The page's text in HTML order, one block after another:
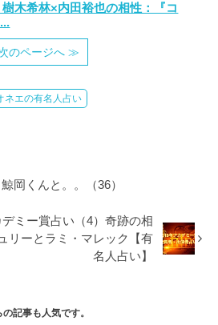
樹木希林×内田裕也の相性：『コ
のページへ ≫
ネエの有名人占い
岡くんと。。（36）
デミー賞占い（4）奇跡の相
リーとラミ・マレック【有
名人占い】
の記事も人気です。